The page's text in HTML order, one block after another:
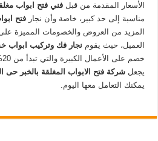
الأسعار المقدمة من قبلفني فتح ابواب
مناسبة إلى حد كبير، خاصة وأن نجارفتح
المزيد من العروض والخصومات المميزة
العميل، حيث يقوم نجار فك وتركيب ابواب
يجعلشركة فتح الابواب المغلقة بالخبر حى
يمكنك التعامل معها اليوم.